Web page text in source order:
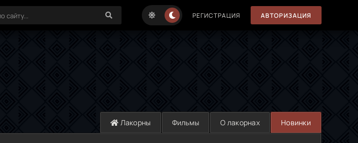
РЕГИСТРАЦИЯ АВТОРИЗАЦИЯ
Лакорны Фильмы О лакорнах Новинки